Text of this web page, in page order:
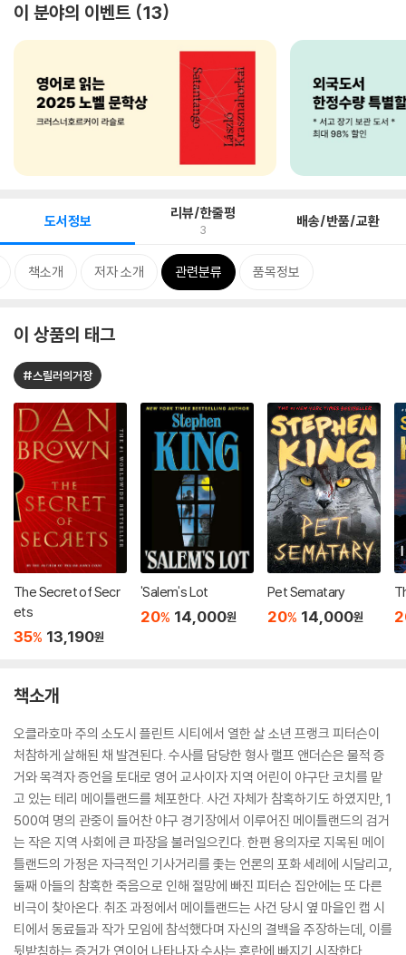
이 분야의 이벤트 13
도서정보 리뷰/한줄평
3 배송/반품/교환
책소개 저자 소개 관련분류 품목정보
이 상품의 태그
#스릴러의거장
The Secret of Secr
ets
35% 13,190원
'Salem's Lot
20% 14,000원
Pet Sematary
20% 14,000원
책소개
오클라호마 주의 소도시 플린트 시티에서 열한 살 소년 프랭크 피터슨이
처참하게 살해된 채 발견된다. 수사를 담당한 형사 랠프 앤더슨은 물적 증
거와 목격자 증언을 토대로 영어 교사이자 지역 어린이 야구단 코치를 맡
고 있는 테리 메이틀랜드를 체포한다. 사건 자체가 참혹하기도 하였지만, 1
500여 명의 관중이 들어찬 야구 경기장에서 이루어진 메이틀랜드의 검거
는 작은 지역 사회에 큰 파장을 불러일으킨다. 한편 용의자로 지목된 메이
틀랜드의 가정은 자극적인 기사거리를 좇는 언론의 포화 세례에 시달리고,
둘째 아들의 참혹한 죽음으로 인해 절망에 빠진 피터슨 집안에는 또 다른
비극이 찾아온다. 취조 과정에서 메이틀랜드는 사건 당시 옆 마을인 캡 시
티에서 동료들과 작가 모임에 참석했다며 자신의 결백을 주장하는데, 이를
뒷받침하는 증거가 연이어 나타나자 수사는 혼란에 빠지기 시작한다.